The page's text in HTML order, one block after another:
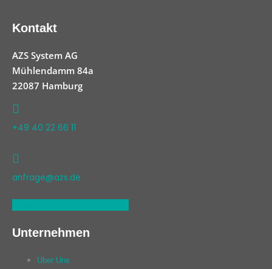
Kontakt
AZS System AG
Mühlendamm 84a
22087 Hamburg
+49 40 22 66 11
anfrage@azs.de
Unternehmen
Über Uns